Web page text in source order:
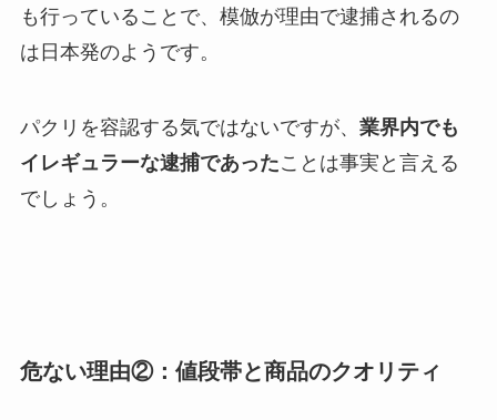
も行っていることで、模倣が理由で逮捕されるの
は日本発のようです。
パクリを容認する気ではないですが、 業界内でも
イレギュラーな逮捕であったことは事実と言える
でしょう。
危ない理由②：値段帯と商品のクオリティ